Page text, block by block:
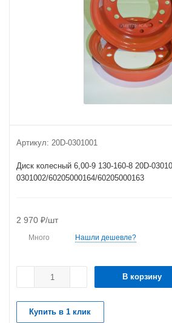
Артикул: 20D-0301001
Диск колесный 6,00-9 130-160-8 20D-
0301002/60205000164/60205000163
2 970 ₽/шт
Много Нашли дешевле?
В корзину
Купить в 1 клик